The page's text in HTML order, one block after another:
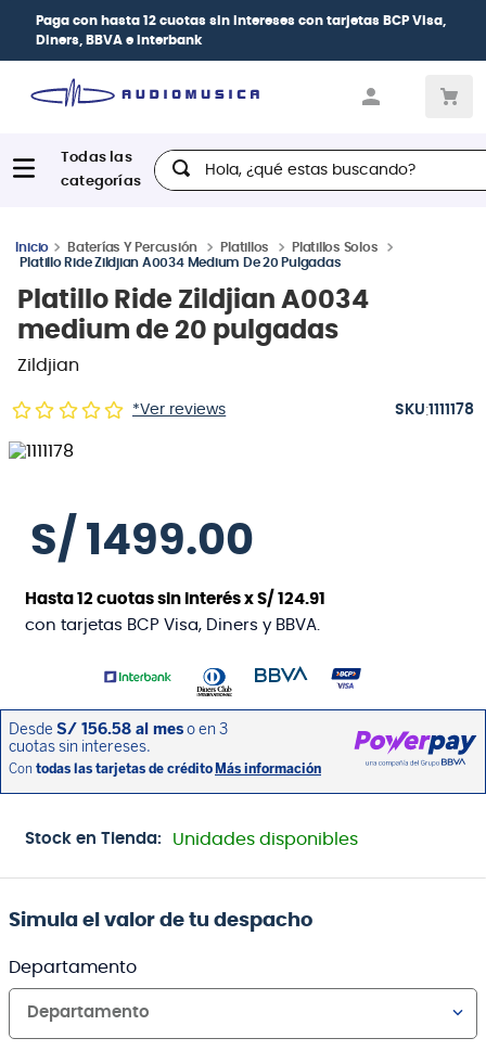
Paga con hasta 12 cuotas sin intereses con tarjetas BCP Visa,
Diners, BBVA e Interbank
Hola, ¿qué estas buscando?
Baterías Y Percusión Platillos
Platillos Solos
Platillo Ride Zildjian A0034 Medium De 20 Pulgadas
Platillo Ride Zildjian A0034
medium de 20 pulgadas
Zildjian
*Ver reviews :1111178
S/ 1499.00
Hasta12 cuotas sin interés xS/ 124.91
con tarjetas BCP Visa, Diners y BBVA.
Stock en Tienda: Unidades disponibles
Simula el valor de tu despacho
Departamento
Departamento